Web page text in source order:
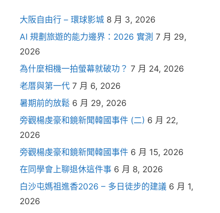
大阪自由行 – 環球影城 8 月 3, 2026
AI 規劃旅遊的能力邊界：2026 實測 7 月 29,
2026
為什麼相機一拍螢幕就破功？ 7 月 24, 2026
老厝與第一代 7 月 6, 2026
暑期前的放鬆 6 月 29, 2026
旁觀楊虔豪和鏡新聞韓國事件 (二) 6 月 22,
2026
旁觀楊虔豪和鏡新聞韓國事件 6 月 15, 2026
在同學會上聊退休這件事 6 月 8, 2026
白沙屯媽祖進香2026 – 多日徒步的建議 6 月 1,
2026